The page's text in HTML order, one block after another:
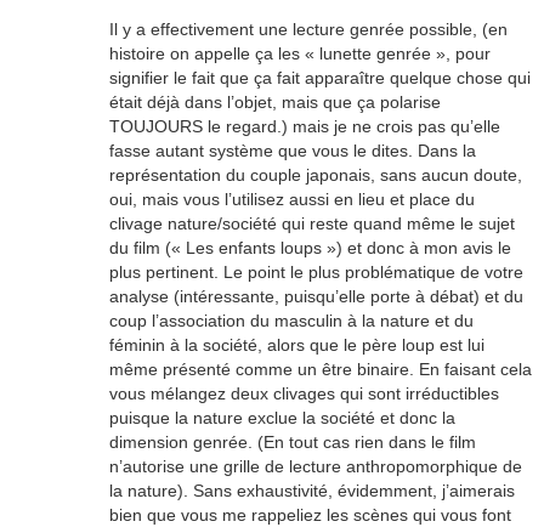
Il y a effectivement une lecture genrée possible, (en
histoire on appelle ça les « lunette genrée », pour
signifier le fait que ça fait apparaître quelque chose qui
était déjà dans l’objet, mais que ça polarise
TOUJOURS le regard.) mais je ne crois pas qu’elle
fasse autant système que vous le dites. Dans la
représentation du couple japonais, sans aucun doute,
oui, mais vous l’utilisez aussi en lieu et place du
clivage nature/société qui reste quand même le sujet
du film (« Les enfants loups ») et donc à mon avis le
plus pertinent. Le point le plus problématique de votre
analyse (intéressante, puisqu’elle porte à débat) et du
coup l’association du masculin à la nature et du
féminin à la société, alors que le père loup est lui
même présenté comme un être binaire. En faisant cela
vous mélangez deux clivages qui sont irréductibles
puisque la nature exclue la société et donc la
dimension genrée. (En tout cas rien dans le film
n’autorise une grille de lecture anthropomorphique de
la nature). Sans exhaustivité, évidemment, j’aimerais
bien que vous me rappeliez les scènes qui vous font